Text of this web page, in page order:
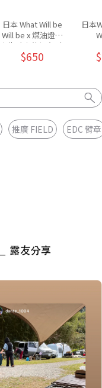
日本 What Will be
Will be x 煤油燈油
壺牛毛皮革領套-小
$650
日本
推廣 FIELD EDC 臂章